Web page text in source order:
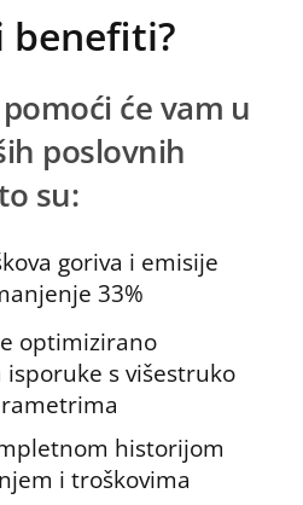
benefiti?
će vam u
poslovnih
su:
goriva i emisije
33%
optimizirano
s višestruko
historijom
i troškovima